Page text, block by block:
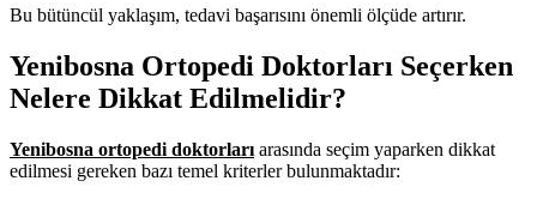
Bu bütüncül yaklaşım, tedavi başarısını önemli ölçüde artırır.
Yenibosna Ortopedi Doktorları Seçerken
Nelere Dikkat Edilmelidir?
Yenibosna ortopedi doktorları arasında seçim yaparken dikkat
edilmesi gereken bazı temel kriterler bulunmaktadır: